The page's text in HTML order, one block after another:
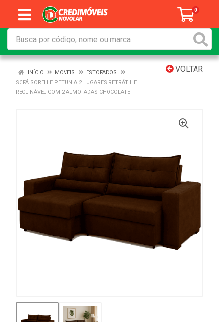
0
VOLTAR
INÍCIO MOVEIS
ESTOFADOS
SOFÁ SORELLE PETUNIA 2 LUGARES RETRÁTIL E
RECLINÁVEL COM 2 ALMOFADAS CHOCOLATE